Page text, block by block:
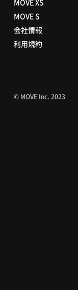
MOVE XS
MOVE S
会社情報
利用規約
© MOVE Inc. 2023